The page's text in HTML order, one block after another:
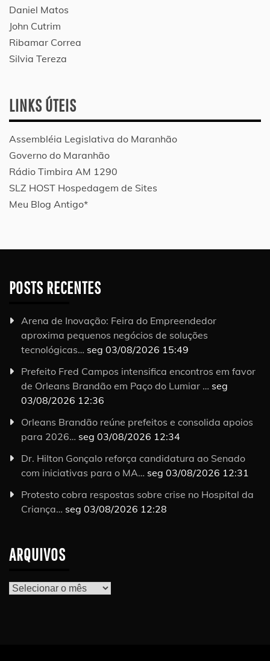
Daniel Matos
John Cutrim
Ribamar Correa
Silvia Tereza
LINKS ÚTEIS
Assembléia Legislativa do Maranhão
Governo do Maranhão
Rádio Timbira AM 1290
SLZ HOST Hospedagem de Sites
Meu Blog Antigo*
POSTS RECENTES
Arena de Inovação: Feira do Empreendedor
aproxima pequenos negócios de soluções
tecnológicas… seg 03/08/2026 15:49
Prefeito Fred Campos intensifica encontros em favor
de Orleans Brandão em Paço do Lumiar … seg
03/08/2026 12:36
Orleans Brandão reúne prefeitos e consolida apoios
para 2026… seg 03/08/2026 12:34
Dr. Hilton Gonçalo reforça candidatura ao Senado
com iniciativas para o MA… seg 03/08/2026 12:31
Protesto cobra respostas sobre crise no Hospital da
Criança… seg 03/08/2026 12:28
ARQUIVOS
Arquivos